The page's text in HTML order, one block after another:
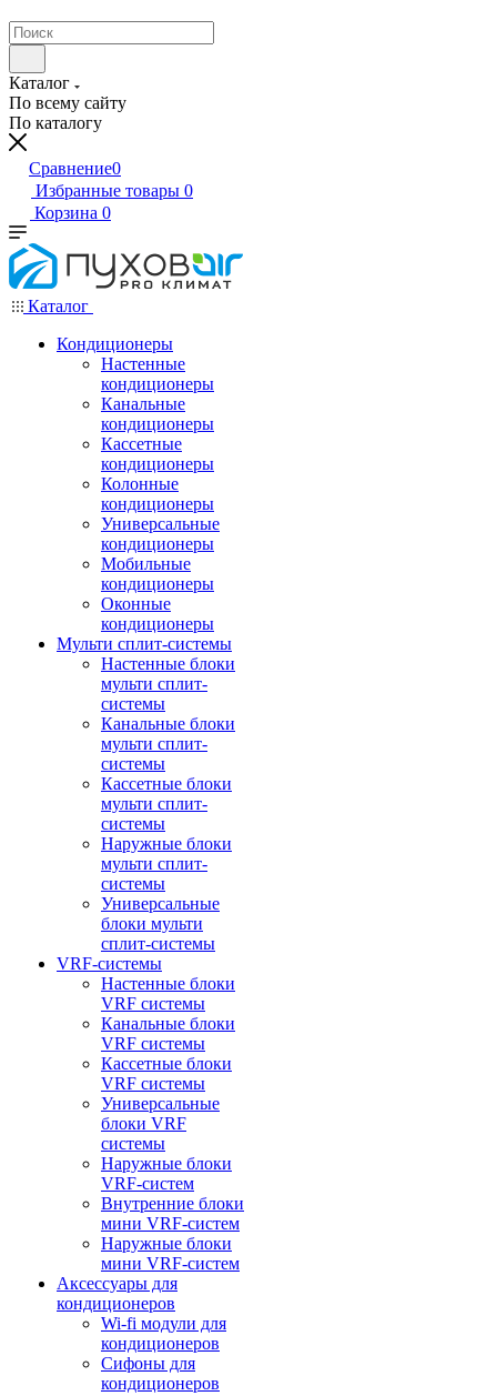
Каталог
По всему сайту
По каталогу
Сравнение0
Избранные товары 0
Корзина 0
Каталог
Кондиционеры
Настенные
кондиционеры
Канальные
кондиционеры
Кассетные
кондиционеры
Колонные
кондиционеры
Универсальные
кондиционеры
Мобильные
кондиционеры
Оконные
кондиционеры
Мульти сплит-системы
Настенные блоки
мульти сплит-
системы
Канальные блоки
мульти сплит-
системы
Кассетные блоки
мульти сплит-
системы
Наружные блоки
мульти сплит-
системы
Универсальные
блоки мульти
сплит-системы
VRF-системы
Настенные блоки
VRF системы
Канальные блоки
VRF системы
Кассетные блоки
VRF системы
Универсальные
блоки VRF
системы
Наружные блоки
VRF-систем
Внутренние блоки
мини VRF-систем
Наружные блоки
мини VRF-систем
Аксессуары для
кондиционеров
Wi-fi модули для
кондиционеров
Сифоны для
кондиционеров